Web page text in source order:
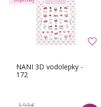
NANI 3D vodolepky -
172
1,59 €